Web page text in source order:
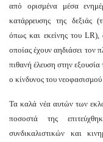
από ορισμένα μέσα
κατάρρευσης της δεξιάς
όπως και εκείνης του LR),
οποίας έχουν αηδιάσει τον
πιθανή έλευση στην
ο κίνδυνος του
Τα καλά νέα αυτών των
ποσοστά της
συνδικαλιστικών και